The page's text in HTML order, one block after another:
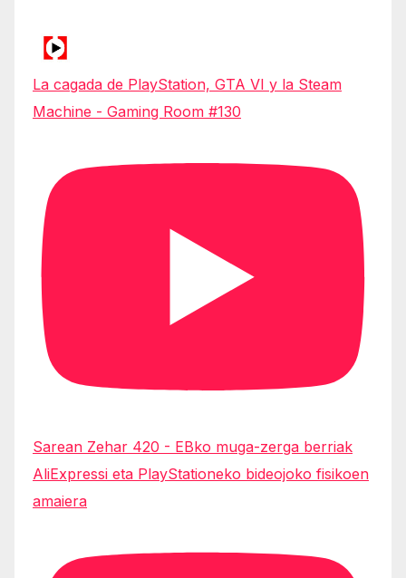
La cagada de PlayStation, GTA VI y la Steam
Machine - Gaming Room #130
Sarean Zehar 420 - EBko muga-zerga berriak
AliExpressi eta PlayStationeko bideojoko fisikoen
amaiera